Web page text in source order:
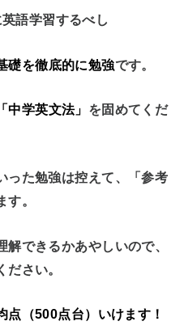
英語学習するべし
礎を徹底的に勉強です。
中学英文法」 を固めてくだ
った勉強は控えて、「参考
。
できるかあやしいので、
ださい。
（500点台）いけます！